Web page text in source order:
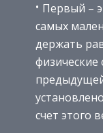
Первый –
самых
держать
физические
счет этого